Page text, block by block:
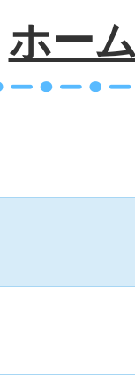
ホー